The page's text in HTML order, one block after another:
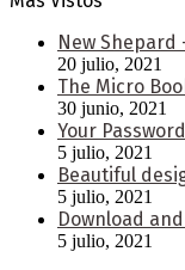
New Shepard
20 julio, 2021
The Micro
30 junio, 2021
Your
5 julio, 2021
Beautiful
5 julio, 2021
Download
5 julio, 2021